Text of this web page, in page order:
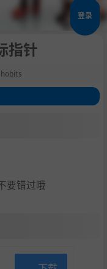
登录
指针
要错过哦